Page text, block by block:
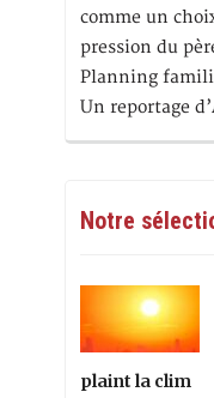
comme un
pression du
Planning
Un reportage
Notre
plaint la clim